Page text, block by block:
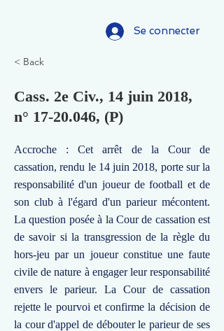
Se connecter
< Back
Cass. 2e Civ., 14 juin 2018,
n° 17-20.046, (P)
Accroche : Cet arrêt de la Cour de
cassation, rendu le 14 juin 2018, porte sur la
responsabilité d'un joueur de football et de
son club à l'égard d'un parieur mécontent.
La question posée à la Cour de cassation est
de savoir si la transgression de la règle du
hors-jeu par un joueur constitue une faute
civile de nature à engager leur responsabilité
envers le parieur. La Cour de cassation
rejette le pourvoi et confirme la décision de
la cour d'appel de débouter le parieur de ses